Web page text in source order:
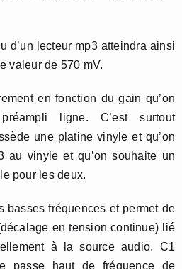
d’un lecteur mp3 atteindra ainsi
valeur de 570 mV.
en fonction du gain qu’on
ligne. C’est surtout
une platine vinyle et qu’on
au vinyle et qu’on souhaite un
pour les deux.
basses fréquences et permet de
en tension continue) lié
à la source audio. C1
passe haut de fréquence de